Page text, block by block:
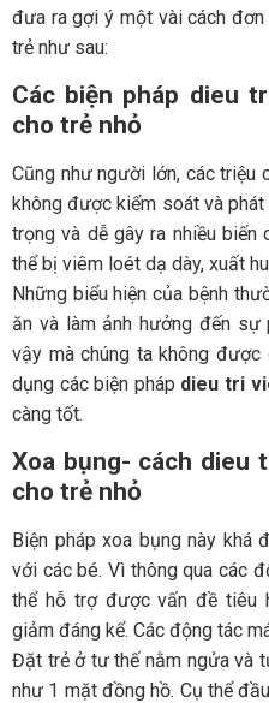
đưa ra gợi ý một vài cách đơn
trẻ như sau:
Các biện pháp dieu
cho trẻ nhỏ
Cũng như người lớn, các triệu
không được kiểm soát và
trọng và dễ gây ra nhiều biến
thể bị viêm loét dạ dày, xuất
Những biểu hiện của bệnh
ăn và làm ảnh hưởng đến sự
vậy mà chúng ta không
dụng các biện pháp dieu tri
càng tốt.
Xoa bụng- cách dieu
cho trẻ nhỏ
Biện pháp xoa bụng này khá
với các bé. Vì thông qua các
thể hỗ trợ được vấn đề tiêu
giảm đáng kể. Các động tác
Đặt trẻ ở tư thế nằm ngửa và
như 1 mặt đồng hồ. Cụ thể